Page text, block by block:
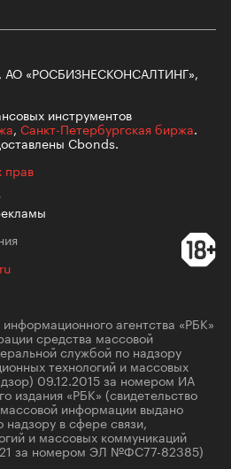
«РОСБИЗНЕСКОНСАЛТИНГ»,
инструментов
, Санкт-Петербургская биржа.
Cbonds.
прав
агентства «РБК»
средства массовой
службой по надзору
технологий и массовых
09.12.2015 за номером ИА
«РБК» (свидетельство
информации выдано
в сфере связи,
и массовых коммуникаций
за номером ЭЛ №ФС77-82385)